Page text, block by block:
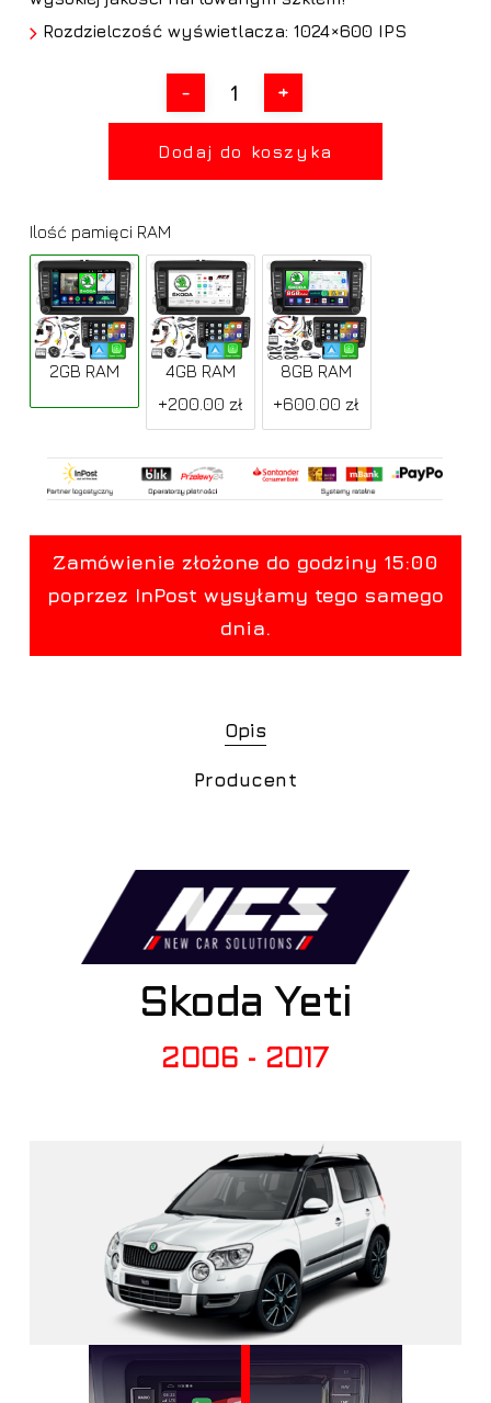
Rozdzielczość wyświetlacza: 1024×600 IPS
Dodaj do koszyka
Ilość pamięci RAM
2GB RAM
4GB RAM
+200.00 zł
8GB RAM
+600.00 zł
Opis
Producent
Skoda Yeti
2006 - 2017